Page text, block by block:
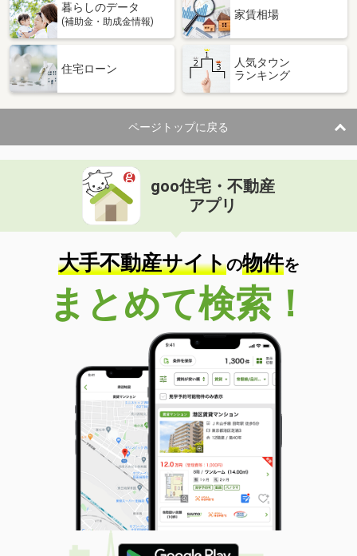
間取り
愛媛県松山市今在家２丁目
住 所
愛媛県松山市今在家２丁目
専有面積 51.1m²
間取り
2DK
愛媛県松山市古川南２丁目
価 格
住 所
愛媛県松山市古川南２丁目
専有面積 22.7m²
間取り
1K
愛媛県松山市畑寺町
価 格
3.90万円
愛媛県松山市畑寺町
23.18m²
間取り
1K
愛媛県松山市東長戸１丁目
価 格
3.50万円
住 所
愛媛県松山市東長戸１丁目
専有面積 22.35m²
間取り
1K
愛媛県松山市宮西２丁目
暮らしのデータ
(補助金・助成金情報)
家賃相場
住宅ローン
人気タウン
ランキング
ページトップに戻る
goo住宅・不動産
アプリ
大手不動産サイトの物件を
まとめて検索！